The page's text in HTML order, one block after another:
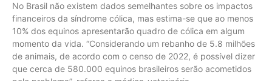
No Brasil não existem dados semelhantes sobre os impactos
financeiros da síndrome cólica, mas estima-se que ao menos
10% dos equinos apresentarão quadro de cólica em algum
momento da vida. “Considerando um rebanho de 5.8 milhões
de animais, de acordo com o censo de 2022, é possível dizer
que cerca de 580.000 equinos brasileiros serão acometidos